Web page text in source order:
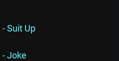
- Suit Up
- Joke